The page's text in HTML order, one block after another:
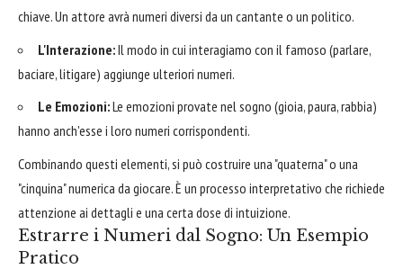
chiave. Un attore avrà numeri diversi da un cantante o un politico.
L'Interazione:Il modo in cui interagiamo con il famoso (parlare,
baciare, litigare) aggiunge ulteriori numeri.
Le Emozioni:Le emozioni provate nel sogno (gioia, paura, rabbia)
hanno anch'esse i loro numeri corrispondenti.
Combinando questi elementi, si può costruire una "quaterna" o una
"cinquina" numerica da giocare. È un processo interpretativo che richiede
attenzione ai dettagli e una certa dose di intuizione.
Estrarre i Numeri dal Sogno: Un Esempio
Pratico